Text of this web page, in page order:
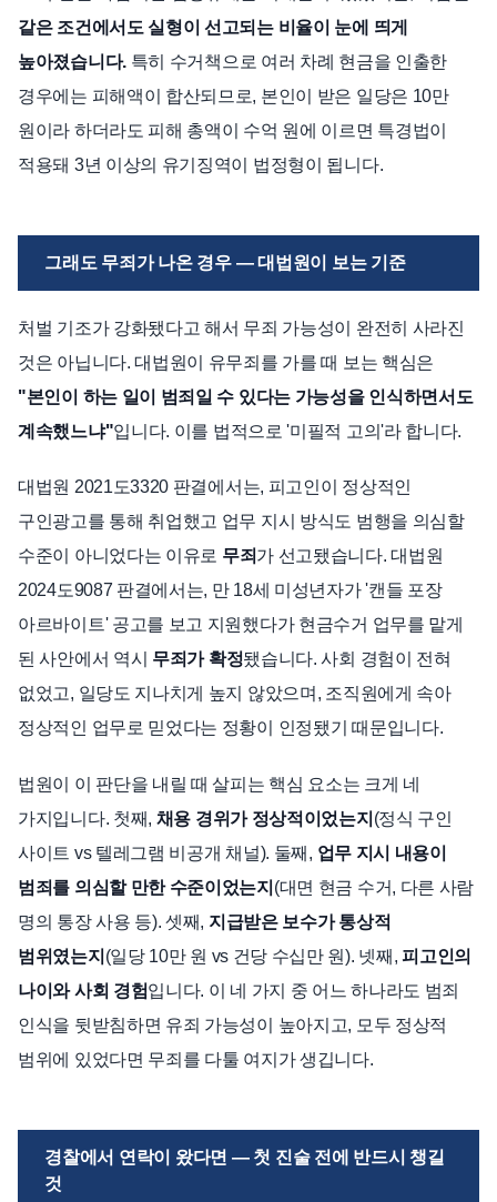
같은 조건에서도 실형이 선고되는 비율이 눈에 띄게
높아졌습니다.특히 수거책으로 여러 차례 현금을 인출한
경우에는 피해액이 합산되므로, 본인이 받은 일당은 10만
원이라 하더라도 피해 총액이 수억 원에 이르면 특경법이
적용돼 3년 이상의 유기징역이 법정형이 됩니다.
그래도 무죄가 나온 경우 — 대법원이 보는 기준
처벌 기조가 강화됐다고 해서 무죄 가능성이 완전히 사라진
것은 아닙니다. 대법원이 유무죄를 가를 때 보는 핵심은
"본인이 하는 일이 범죄일 수 있다는 가능성을 인식하면서도
계속했느냐"입니다. 이를 법적으로 '미필적 고의'라 합니다.
대법원 2021도3320 판결에서는, 피고인이 정상적인
구인광고를 통해 취업했고 업무 지시 방식도 범행을 의심할
수준이 아니었다는 이유로 무죄 가 선고됐습니다. 대법원
2024도9087 판결에서는, 만 18세 미성년자가 '캔들 포장
아르바이트' 공고를 보고 지원했다가 현금수거 업무를 맡게
된 사안에서 역시 무죄가 확정됐습니다. 사회 경험이 전혀
없었고, 일당도 지나치게 높지 않았으며, 조직원에게 속아
정상적인 업무로 믿었다는 정황이 인정됐기 때문입니다.
법원이 이 판단을 내릴 때 살피는 핵심 요소는 크게 네
가지입니다. 첫째, 채용 경위가 정상적이었는지 (정식 구인
사이트 vs 텔레그램 비공개 채널). 둘째, 업무 지시 내용이
범죄를 의심할 만한 수준이었는지 (대면 현금 수거, 다른 사람
명의 통장 사용 등). 셋째, 지급받은 보수가 통상적
범위였는지 (일당 10만 원 vs 건당 수십만 원). 넷째,피고인의
나이와 사회 경험입니다. 이 네 가지 중 어느 하나라도 범죄
인식을 뒷받침하면 유죄 가능성이 높아지고, 모두 정상적
범위에 있었다면 무죄를 다툴 여지가 생깁니다.
경찰에서 연락이 왔다면 — 첫 진술 전에 반드시 챙길
것